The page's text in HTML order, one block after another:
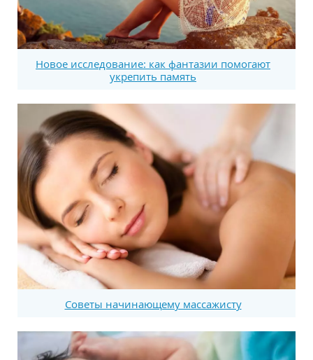
Новое исследование: как фантазии помогают
укрепить память
Советы начинающему массажисту